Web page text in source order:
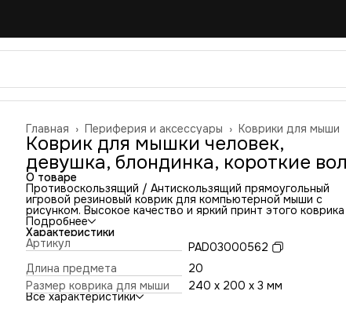
Коврики для мыши
Периферия и аксессуары ›
Главная ›
Коврик для мышки человек,
девушка, блондинка, короткие
О товаре
Противоскользящий / Антискользящий прямоугольный
игровой резиновый коврик для компьютерной мыши с
рисунком. Высокое качество и яркий принт этого коврика
оставит никого равнодушным. Повышенная
и лучшее соотношение цена/качество. Коврик подходит
всех типов мышей: оптических и лазерных с любой
чувствительностью и любым типом сенсора. Гладкая
тканевая поверхность обеспечивает полный контроль над
движениями компьютерной мышки. Нескользящее
из чёрной вспененной резины. Не очень большой и не
маленький, идеального размера коврик, надёжно
Подробнее
Характеристики
Артикул
PAD03000562
Длина предмета
20
Размер коврика для мыши
240 x 200 x 3 мм
Все характеристики